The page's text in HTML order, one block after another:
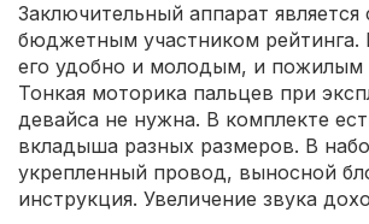
Заключительный аппарат
бюджетным участником рейтинга.
его удобно и молодым, и пожилым
Тонкая моторика пальцев при
девайса не нужна. В комплекте
вкладыша разных размеров. В
укрепленный провод, выносной
инструкция. Увеличение звука